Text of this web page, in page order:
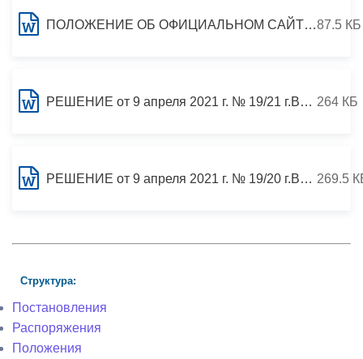
ПОЛОЖЕНИЕ ОБ ОФИЦИАЛЬНОМ САЙТЕ МУНИЦИПАЛЬНОГО ОБРАЗОВАНИЯ г. ВЛАДИКАВКАЗ В СЕТИ ИНТЕРНЕТ87.5 КБ
РЕШЕНИЕ от 9 апреля 2021 г. № 19/21 г.Владикавказ О принятии государственного имущества в муниципальную собственность города Владикавказа 264 КБ
РЕШЕНИЕ от 9 апреля 2021 г. № 19/20 г.Владикавказ О принятии государственного имущества в муниципальную собственность города Владикавказа 269.5
Структура:
Постановления
Распоряжения
Положения